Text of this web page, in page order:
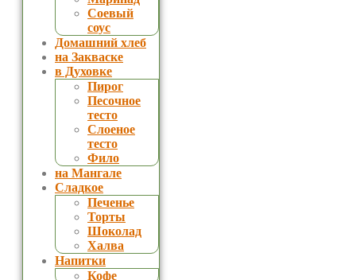
Соевый
соус
Домашний хлеб
на Закваске
в Духовке
Пирог
Песочное
тесто
Слоеное
тесто
Фило
на Мангале
Сладкое
Печенье
Торты
Шоколад
Халва
Напитки
Кофе